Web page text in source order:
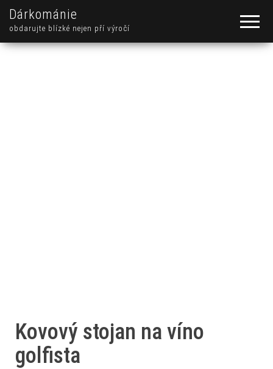
Dárkománie
obdarujte blízké nejen pří výročí
Kovový stojan na víno
golfista